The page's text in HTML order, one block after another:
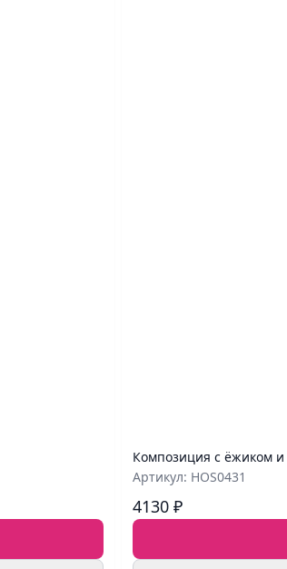
Композиция с ёжиком и
Артикул: HOS0431
4130 ₽